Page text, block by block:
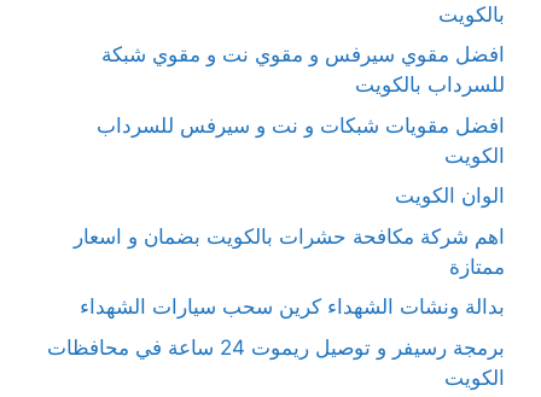
بالكويت
افضل مقوي سيرفس و مقوي نت و مقوي شبكة
للسرداب بالكويت
افضل مقويات شبكات و نت و سيرفس للسرداب
الكويت
الوان الكويت
اهم شركة مكافحة حشرات بالكويت بضمان و اسعار
ممتازة
بدالة ونشات الشهداء كرين سحب سيارات الشهداء
برمجة رسيفر و توصيل ريموت 24 ساعة في محافظات
الكويت